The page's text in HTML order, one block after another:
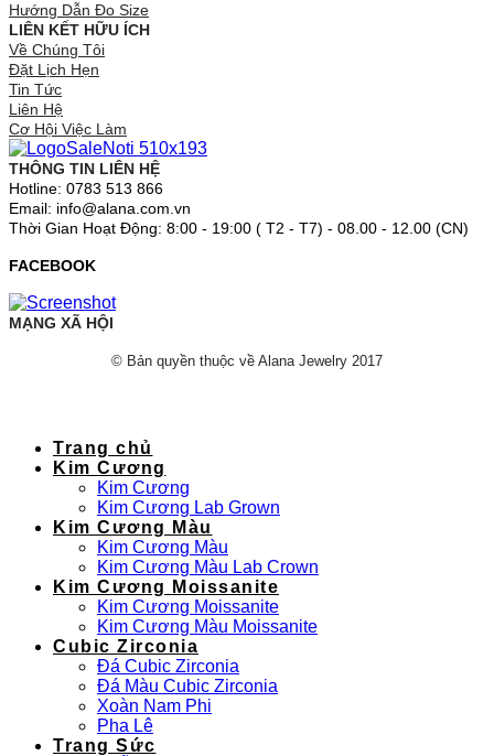
Hướng Dẫn Đo Size
LIÊN KẾT HỮU ÍCH
Về Chúng Tôi
Đặt Lịch Hẹn
Tin Tức
Liên Hệ
Cơ Hội Việc Làm
THÔNG TIN LIÊN HỆ
Hotline: 0783 513 866
Email: info@alana.com.vn
Thời Gian Hoạt Động: 8:00 - 19:00 ( T2 - T7) - 08.00 - 12.00 (CN)
FACEBOOK
MẠNG XÃ HỘI
© Bản quyền thuộc về Alana Jewelry 2017
Trang chủ
Kim Cương
Kim Cương
Kim Cương Lab Grown
Kim Cương Màu
Kim Cương Màu
Kim Cương Màu Lab Crown
Kim Cương Moissanite
Kim Cương Moissanite
Kim Cương Màu Moissanite
Cubic Zirconia
Đá Cubic Zirconia
Đá Màu Cubic Zirconia
Xoàn Nam Phi
Pha Lê
Trang Sức